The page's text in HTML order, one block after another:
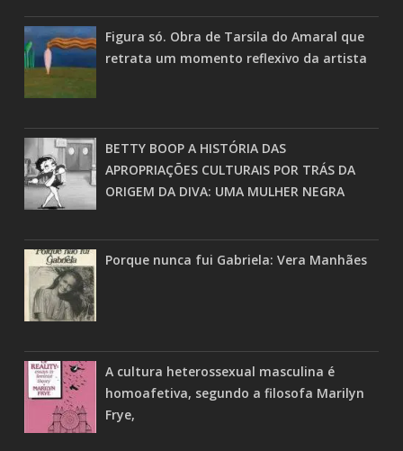
Figura só. Obra de Tarsila do Amaral que
retrata um momento reflexivo da artista
BETTY BOOP A HISTÓRIA DAS
APROPRIAÇÕES CULTURAIS POR TRÁS DA
ORIGEM DA DIVA: UMA MULHER NEGRA
Porque nunca fui Gabriela: Vera Manhães
A cultura heterossexual masculina é
homoafetiva, segundo a filosofa Marilyn
Frye,